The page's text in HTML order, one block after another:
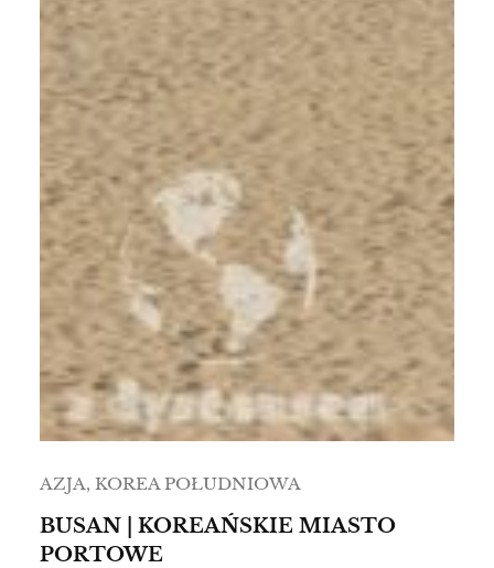
AZJA, KOREA POŁUDNIOWA
BUSAN | KOREAŃSKIE MIASTO
PORTOWE